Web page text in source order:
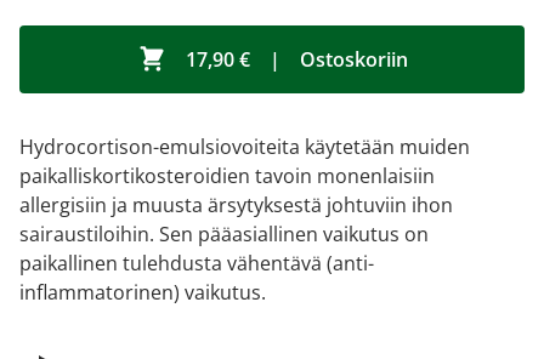
17,90 € | Ostoskoriin
Hydrocortison-emulsiovoiteita käytetään muiden
paikalliskortikosteroidien tavoin monenlaisiin
allergisiin ja muusta ärsytyksestä johtuviin ihon
sairaustiloihin. Sen pääasiallinen vaikutus on
paikallinen tulehdusta vähentävä (anti-
inflammatorinen) vaikutus.